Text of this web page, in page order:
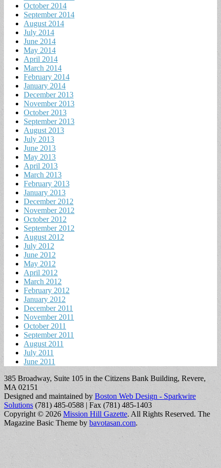
October 2014
September 2014
August 2014
July 2014
June 2014
May 2014
April 2014
March 2014
February 2014
January 2014
December 2013
November 2013
October 2013
September 2013
August 2013
July 2013
June 2013
May 2013
April 2013
March 2013
February 2013
January 2013
December 2012
November 2012
October 2012
September 2012
August 2012
July 2012
June 2012
May 2012
April 2012
March 2012
February 2012
January 2012
December 2011
November 2011
October 2011
September 2011
August 2011
July 2011
June 2011
385 Broadway, Suite 105 in the Citizens Bank Building, Revere,
MA 02151
Designed and maintained by Boston Web Design - Sparkwire
Solutions (781) 485-0588 | Fax (781) 485-1403
Copyright © 2026 Mission Hill Gazette. All Rights Reserved. The
Magazine Basic Theme by bavotasan.com.